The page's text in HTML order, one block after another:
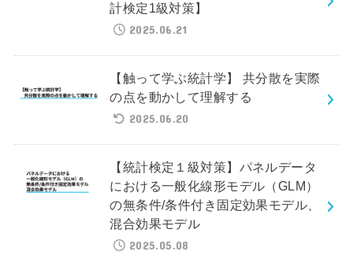
計検定1級対策】
2025.06.21
【触って学ぶ統計学】 共分散を実際
の点を動かして理解する
2025.06.20
【統計検定１級対策】パネルデータ
における一般化線形モデル（GLM）
の無条件/条件付き固定効果モデル、
混合効果モデル
2025.05.08